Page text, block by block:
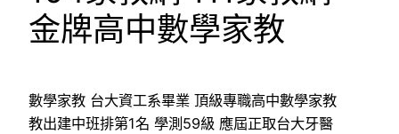
金牌高中數學家教
數學家教 台大資工系畢業 頂級專職高中數學家教
教出建中班排第1名 學測59級 應屆正取台大牙醫